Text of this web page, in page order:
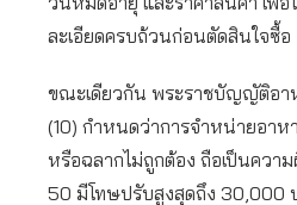
ละเอียดครบถ้วนก่อนตัดสินใจซื้อ
ขณะเดียวกัน พระราชบัญญัติอา
(10) กำหนดว่าการจำหน่ายอาห
หรือฉลากไม่ถูกต้อง ถือเป็นควา
50 มีโทษปรับสูงสุดถึง 30,000